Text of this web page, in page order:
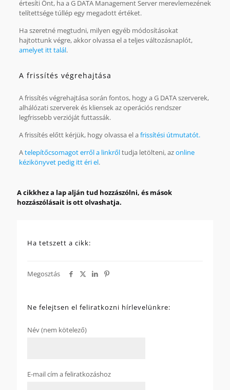
értesíti Önt, ha a G DATA Management Server merevlemezének
telítettsége túllép egy megadott értéket.
Ha szeretné megtudni, milyen egyéb módosításokat
hajtottunk végre, akkor olvassa el a teljes változásnaplót,
amelyet itt talál.
A frissítés végrehajtása
A frissítés végrehajtása során fontos, hogy a G DATA szerverek,
alhálózati szerverek és kliensek az operációs rendszer
legfrissebb verzióját futtassák.
A frissítés előtt kérjük, hogy olvassa el afrissítési útmutatót.
Atelepítőcsomagot erről a linkrőltudja letölteni, azonline
kézikönyvet pedig itt éri el.
A cikkhez a lap alján tud hozzászólni, és mások
hozzászólásait is ott olvashatja.
Ha tetszett a cikk:
Megosztás
Ne felejtsen el feliratkozni hírlevelünkre:
Név (nem kötelező)
E-mail cím a feliratkozáshoz